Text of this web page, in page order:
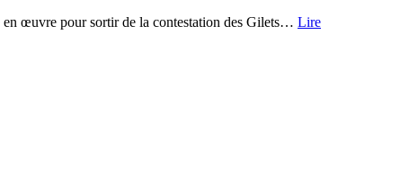
en œuvre pour sortir de la contestation des Gilets… Lire